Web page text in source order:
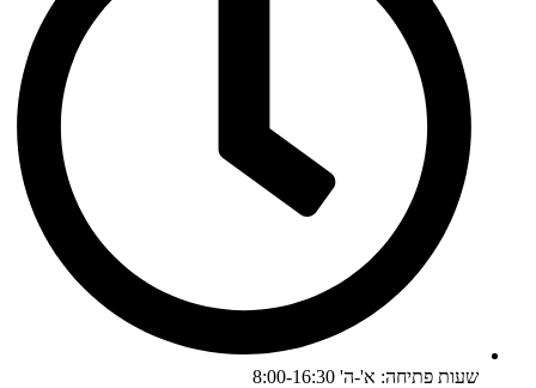
שעות פתיחה: א'-ה' 8:00-16:30